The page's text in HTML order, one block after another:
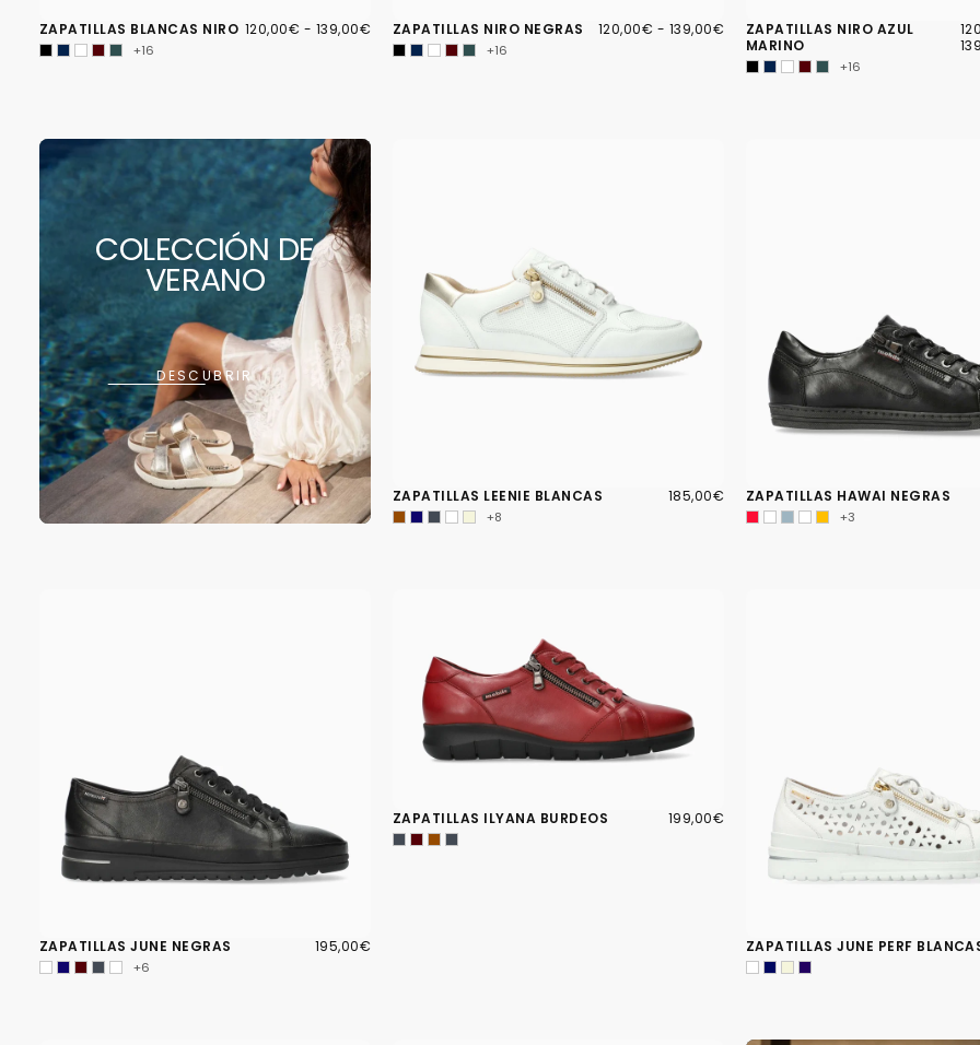
ZAPATILLAS BLANCAS NIRO 120,00€
PRECIO
120,00€ - PRECIO
139,00€
+16
ZAPATILLAS NIRO NEGRAS 120,00€
PRECIO
120,00€ - PRECIO
139,00€
+16
ZAPATILLAS NIRO AZUL
MARINO
+16
COLECCIÓN DE
VERANO
DESCUBRIR
ZAPATILLAS LEENIE BLANCAS 185,00€
PRECIO
185,00€
+8
ZAPATILLAS HAWAI NEGRAS
+3
ZAPATILLAS JUNE NEGRAS 195,00€
PRECIO
195,00€
+6
ZAPATILLAS ILYANA BURDEOS 199,00€
PRECIO
199,00€
ZAPATILLAS JUNE PERF